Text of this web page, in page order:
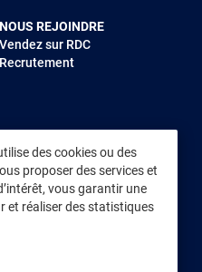
des cookies ou des
proposer des services et
vous garantir une
et réaliser des statistiques
NOUS REJOINDRE
Vendez sur RDC
Recrutement